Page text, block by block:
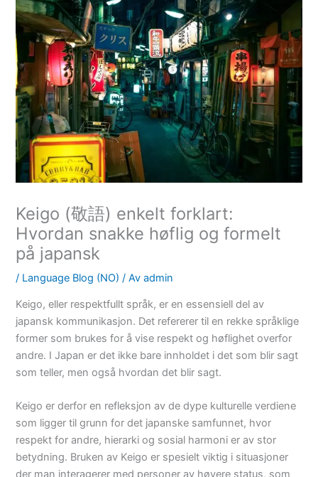
Keigo (敬語) enkelt forklart:
Hvordan snakke høflig og formelt
på japansk
/ Language Blog (NO) / Av admin
Keigo, eller respektfullt språk, er en essensiell del av
japansk kommunikasjon. Det refererer til en rekke språklige
former som brukes for å vise respekt og høflighet overfor
andre. I Japan er det ikke bare innholdet i det som blir sagt
som teller, men også hvordan det blir sagt.
Keigo er derfor en refleksjon av de dype kulturelle verdiene
som ligger til grunn for det japanske samfunnet, hvor
respekt for andre, hierarki og sosial harmoni er av stor
betydning. Bruken av Keigo er spesielt viktig i situasjoner